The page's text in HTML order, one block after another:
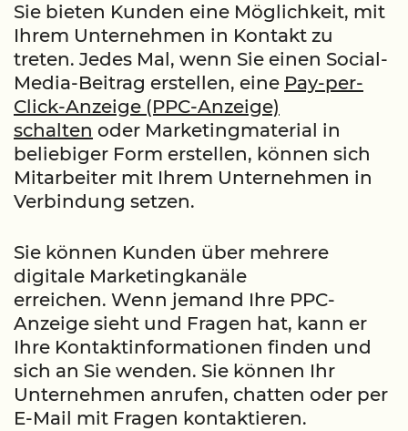
Sie bieten Kunden eine Möglichkeit, mit
Ihrem Unternehmen in Kontakt zu
treten. Jedes Mal, wenn Sie einen Social-
Media-Beitrag erstellen, eine Pay-per-
Click-Anzeige (PPC-Anzeige)
schalten oder Marketingmaterial in
beliebiger Form erstellen, können sich
Mitarbeiter mit Ihrem Unternehmen in
Verbindung setzen.
Sie können Kunden über mehrere
digitale Marketingkanäle
erreichen. Wenn jemand Ihre PPC-
Anzeige sieht und Fragen hat, kann er
Ihre Kontaktinformationen finden und
sich an Sie wenden. Sie können Ihr
Unternehmen anrufen, chatten oder per
E-Mail mit Fragen kontaktieren.